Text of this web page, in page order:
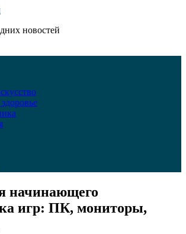
новостей
начинающего
игр: ПК, мониторы,